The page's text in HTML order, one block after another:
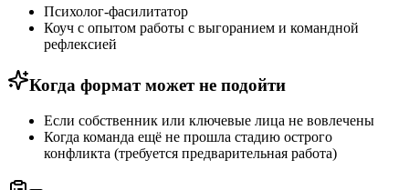
Психолог-фасилитатор
Коуч с опытом работы с выгоранием и командной
рефлексией
Когда формат может не подойти
Если собственник или ключевые лица не вовлечены
Когда команда ещё не прошла стадию острого
конфликта (требуется предварительная работа)